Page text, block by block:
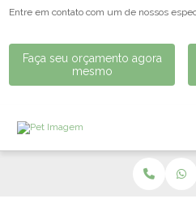
Entre em contato com um de nossos
Faça seu orçamento agora
mesmo